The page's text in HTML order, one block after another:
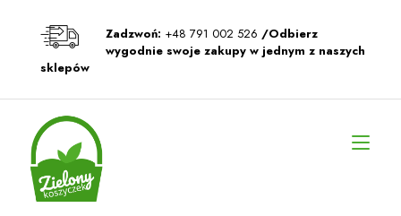
Zadzwoń: +48 791 002 526 /Odbierz
wygodnie swoje zakupy w jednym z naszych
sklepów